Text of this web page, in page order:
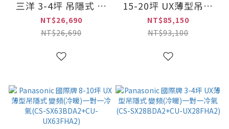
三洋 3-4坪 吊隱式 變
頻(冷暖)一對一冷氣
(SAE-HV28HR3+SAC-
NT$26,690
NT$26,690
15-20坪 UX薄型吊隱
式 變頻(冷暖)一對一
冷氣(CS-
UX110FHA2)
NT$85,150
NT$93,100